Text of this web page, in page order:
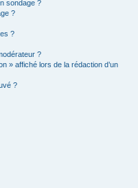
sondage ?
?
?
?
» affiché lors de la rédaction d’un
?